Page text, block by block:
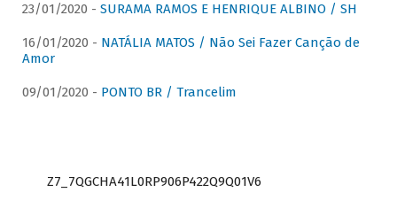
23/01/2020 - SURAMA RAMOS E HENRIQUE ALBINO / SH
16/01/2020 - NATÁLIA MATOS / Não Sei Fazer Canção de
Amor
09/01/2020 - PONTO BR / Trancelim
Z7_7QGCHA41L0RP906P422Q9Q01V6